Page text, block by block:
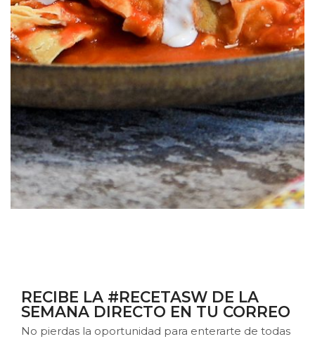
Chilaquiles con Arrachera
RECIBE LA #RECETASW DE LA
SEMANA DIRECTO EN TU CORREO
No pierdas la oportunidad para enterarte de todas